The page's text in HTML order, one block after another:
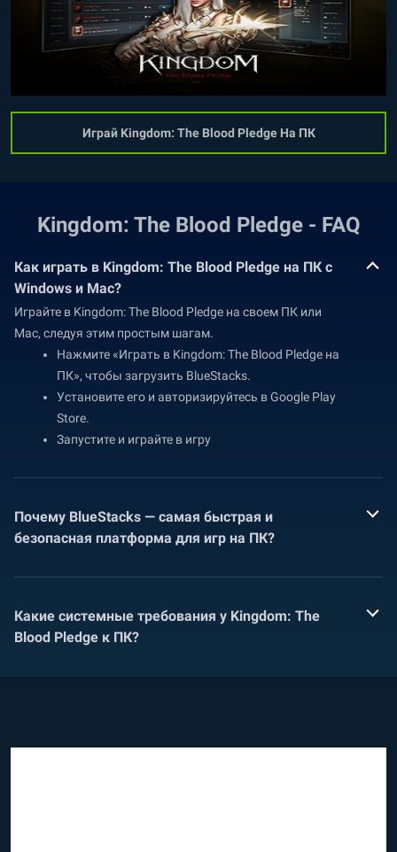
Играй Kingdom: The Blood Pledge На ПК
Kingdom: The Blood Pledge - FAQ
Как играть в Kingdom: The Blood Pledge на ПК с
Windows и Mac?
Играйте в Kingdom: The Blood Pledge на своем ПК или
Mac, следуя этим простым шагам.
Нажмите «Играть в Kingdom: The Blood Pledge на
ПК», чтобы загрузить BlueStacks.
Установите его и авторизируйтесь в Google Play
Store.
Запустите и играйте в игру
Почему BlueStacks — самая быстрая и
безопасная платформа для игр на ПК?
Какие системные требования у Kingdom: The
Blood Pledge к ПК?